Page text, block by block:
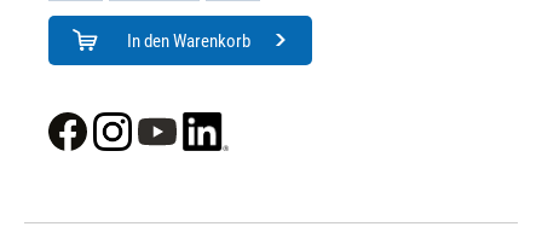
In den Warenkorb